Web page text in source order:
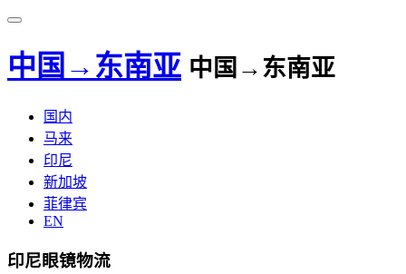
中国→东南亚 中国→东南亚
国内
马来
印尼
新加坡
菲律宾
EN
印尼眼镜物流